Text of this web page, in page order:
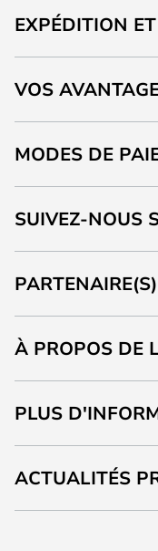
EXPÉDITION
VOS
MODES DE
SUIVEZ-NOUS
À PROPOS DE
PLUS
ACTUALITÉS